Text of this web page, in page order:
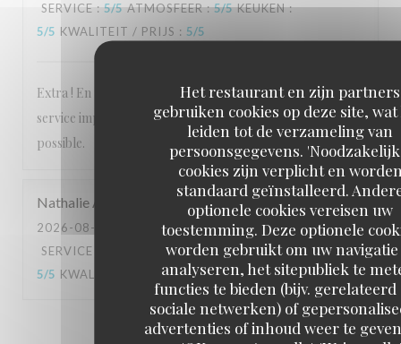
Het restaurant en zijn partners
gebruiken cookies op deze site,
leiden tot de verzameling van
persoonsgegevens.
cookies zijn verplicht en
standaard geïnstalleerd.
optionele cookies vereisen uw
toestemming. Deze optionele
worden gebruikt om uw
analyseren, het sitepubliek te
functies te bieden (bijv. gerelateerd
sociale netwerken) of
advertenties of inhoud weer te
SERVICE : 5/5 ATMOSFEER: 5/5 KEUKEN:
5/5 KWALITEIT / PRIJS : 5/5
Extra ! En plus rapport qualité/prix imbattable ! Et un
service impeccable et très jovial ! A essayer le plus vite
possible.
Nathalie A
2026-08-07
- 13:00 - GASTEN 4
SERVICE
ATMOSFEER: 5 /5 KEUKEN :
5/5 KWALITEIT / PRIJS: 5/5
1 2 3